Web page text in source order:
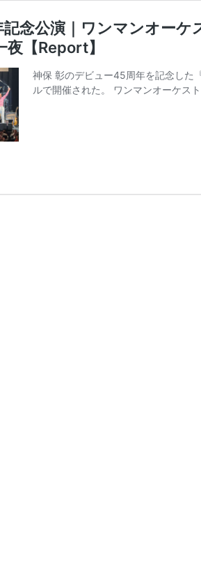
念公演｜ワンマンオー
夜【Report】
神保 彰のデビュー45周年を記念し
ルで開催された。 ワンマンオーケス